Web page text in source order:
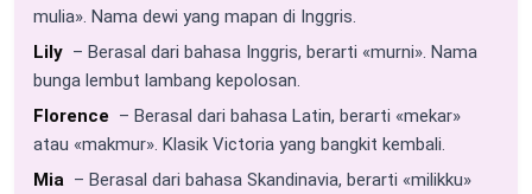
mulia». Nama dewi yang mapan di Inggris.
Lily – Berasal dari bahasa Inggris, berarti «murni». Nama
bunga lembut lambang kepolosan.
Florence – Berasal dari bahasa Latin, berarti «mekar»
atau «makmur». Klasik Victoria yang bangkit kembali.
Mia – Berasal dari bahasa Skandinavia, berarti «milikku»